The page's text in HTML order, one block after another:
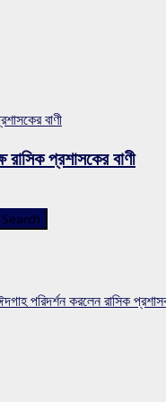
বাণী
প্রশাসকের বাণী
পরিদর্শন করলেন রাসিক